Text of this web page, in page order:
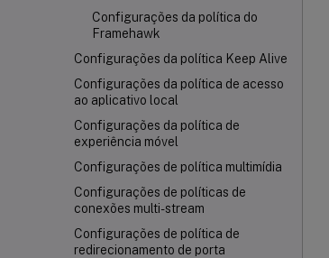
Configurações da política do
Framehawk
Configurações da política Keep Alive
Configurações da política de acesso
ao aplicativo local
Configurações da política de
experiência móvel
Configurações de política multimídia
Configurações de políticas de
conexões multi-stream
Configurações de política de
redirecionamento de porta